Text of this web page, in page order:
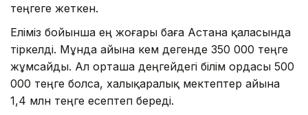
теңгеге жеткен.
Еліміз бойынша ең жоғары баға Астана қаласында
тіркелді. Мұнда айына кем дегенде 350 000 теңге
жұмсайды. Ал орташа деңгейдегі білім ордасы 500
000 теңге болса, халықаралық мектептер айына
1,4 млн теңге есептеп береді.